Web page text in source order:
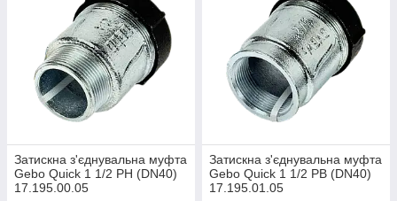
Затискна з'єднувальна муфта
Gebo Quick 1 1/2 РН (DN40)
17.195.00.05
Затискна з'єднувальна муфта
Gebo Quick 1 1/2 РВ (DN40)
17.195.01.05